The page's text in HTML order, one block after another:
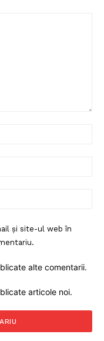
și site-ul web în
alte comentarii.
articole noi.